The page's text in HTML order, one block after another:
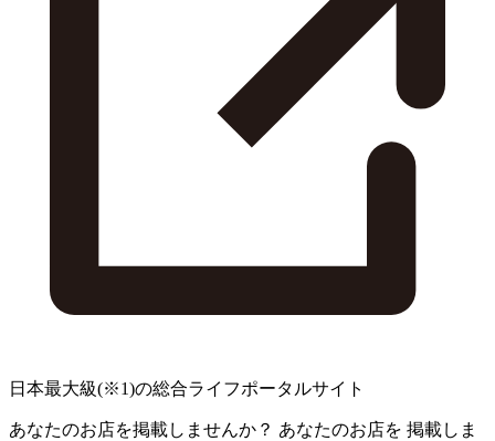
日本最大級(※1)の総合ライフポータルサイト
あなたのお店を掲載しませんか？ あなたのお店を 掲載しま